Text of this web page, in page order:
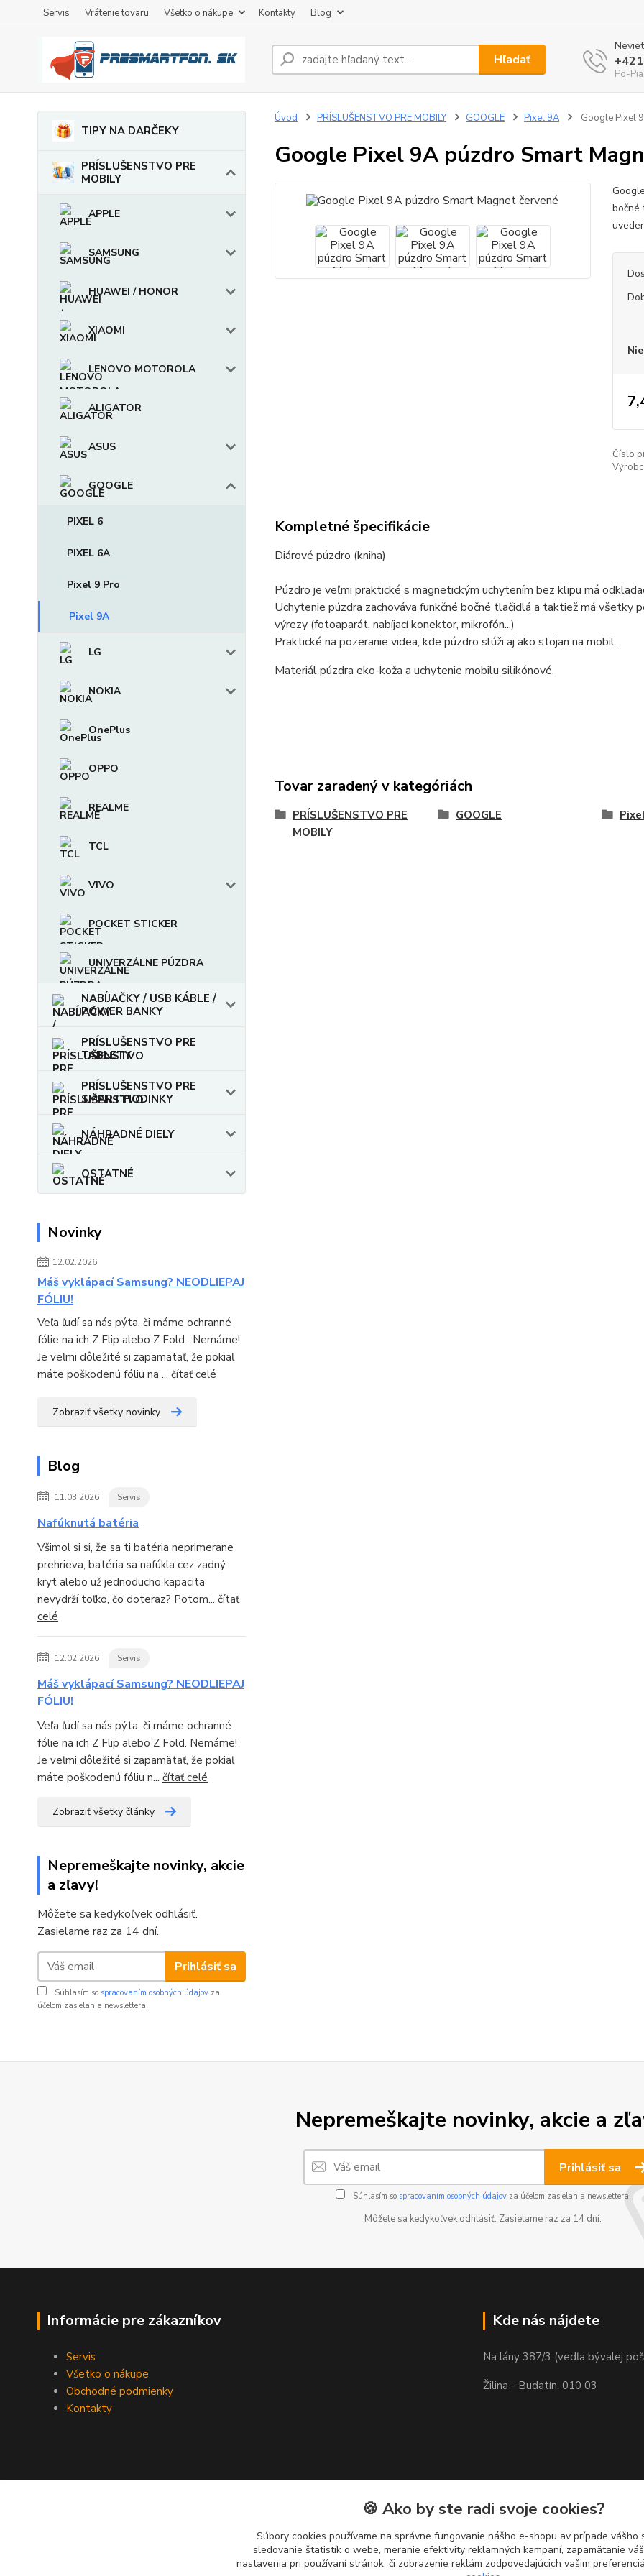
Servis Vrátenie tovaru Všetko o nákupe Kontakty Blog
Hľadať
Po-
TIPY NA DARČEKY
PRÍSLUŠENSTVO PRE
MOBILY
APPLE
SAMSUNG
HUAWEI / HONOR
XIAOMI
LENOVO MOTOROLA
ALIGATOR
ASUS
GOOGLE
PIXEL 6
PIXEL 6A
Pixel 9 Pro
Pixel 9A
LG
NOKIA
OnePlus
OPPO
REALME
TCL
VIVO
POCKET STICKER
UNIVERZÁLNE PÚZDRA
NABÍJAČKY / USB KÁBLE /
POWER BANKY
PRÍSLUŠENSTVO PRE
TABLETY
PRÍSLUŠENSTVO PRE
SMART HODINKY
NÁHRADNÉ DIELY
OSTATNÉ
Novinky
12.02.2026
Máš vyklápací Samsung? NEODLIEPAJ
FÓLIU!
Veľa ľudí sa nás pýta, či máme ochranné
fólie na ich Z Flip alebo Z Fold. Nemáme!
Je veľmi dôležité si zapamatať, že pokiaľ
máte poškodenú fóliu na ... čítať celé
Zobraziť všetky novinky
Blog
11.03.2026 Servis
Nafúknutá batéria
Všimol si si, že sa ti batéria neprimerane
prehrieva, batéria sa nafúkla cez zadný
kryt alebo už jednoducho kapacita
nevydrží toľko, čo doteraz? Potom... čítať
celé
12.02.2026 Servis
Máš vyklápací Samsung? NEODLIEPAJ
FÓLIU!
Veľa ľudí sa nás pýta, či máme ochranné
fólie na ich Z Flip alebo Z Fold. Nemáme!
Je veľmi dôležité si zapamätať, že pokiaľ
máte poškodenú fóliu n... čítať celé
Zobraziť všetky články
Nepremeškajte novinky, akcie
a zľavy!
Môžete sa kedykoľvek odhlásiť.
Zasielame raz za 14 dní.
Prihlásiť sa
Súhlasím so spracovaním osobných údajov za
účelom zasielania newslettera.
Úvod PRÍSLUŠENSTVO PRE MOBILY GOOGLE Pixel 9A Google Pixel
Google Pixel 9A púzdro Smart
bočné
Číslo
Kompletné špecifikácie
Diárové púzdro (kniha)
Púzdro je veľmi praktické s magnetickým uchytením bez klipu má
Uchytenie púzdra zachováva funkčné bočné tlačidlá a taktiež má všetky
výrezy (fotoaparát, nabíjací konektor, mikrofón...)
Praktické na pozeranie videa, kde púzdro slúži aj ako stojan na mobil.
Materiál púzdra eko-koža a uchytenie mobilu silikónové.
Tovar zaradený v kategóriách
PRÍSLUŠENSTVO PRE
MOBILY
GOOGLE
Nepremeškajte novinky, akcie a
Prihlásiť sa
Súhlasím so spracovaním osobných údajovza účelom zasielania newslettera.
Môžete sa kedykoľvek odhlásiť. Zasielame raz za 14 dní.
Informácie pre zákazníkov
Servis
Všetko o nákupe
Obchodné podmienky
Kontakty
Kde nás nájdete
Na lány 387/3 (vedľa bývalej
Žilina - Budatín, 010 03
🍪 Ako by ste radi svoje cookies?
Súbory cookies používame na správne fungovanie nášho e-shopu av prípade vášho
sledovanie štatistík o webe, meranie efektivity reklamných kampaní, zapamätanie
nastavenia pri používaní stránok, či zobrazenie reklám zodpovedajúcich vašim